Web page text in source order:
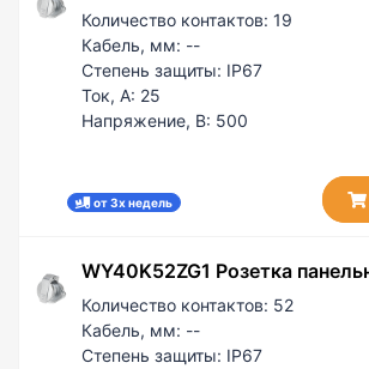
Количество контактов: 19
Кабель, мм: --
Степень защиты: IP67
Ток, А: 25
Напряжение, В: 500
от 3х недель
WY40K52ZG1 Розетка
Количество контактов: 52
Кабель, мм: --
Степень защиты: IP67